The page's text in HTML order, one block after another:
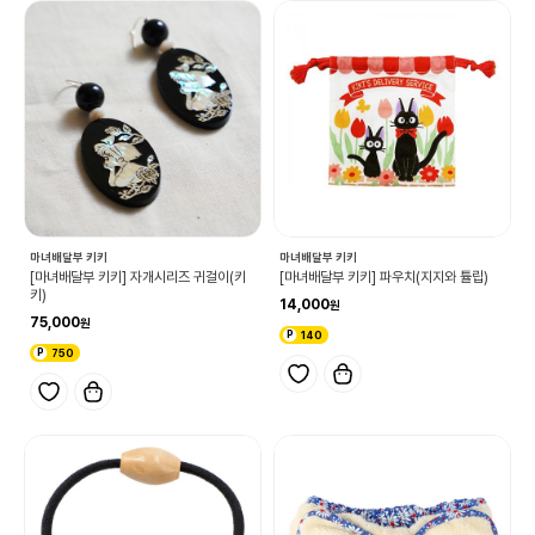
마녀배달부 키키
[마녀배달부 키키] 자개시리즈 귀걸이(키
키)
75,000
750
마녀배달부 키키
[마녀배달부 키키] 파우치(지지와 튤립)
14,000
140